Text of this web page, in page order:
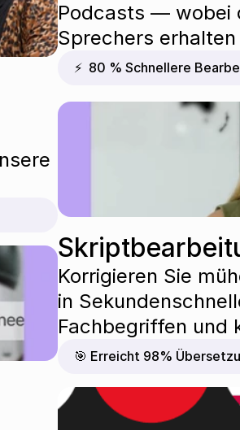
Podcasts — wobei
Sprechers
⚡  80 % Schnellere
Korrigieren Sie
in
Fachbegriffen und
🎯 Erreicht 98%